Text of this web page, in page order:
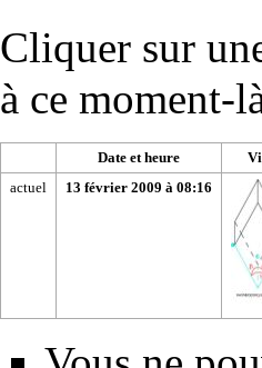
Cliquer sur
à ce moment-
Date et heure
actuel
13 février 2009 à 08:16